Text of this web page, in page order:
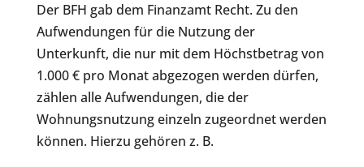
Der BFH gab dem Finanzamt Recht. Zu den
Aufwendungen für die Nutzung der
Unterkunft, die nur mit dem Höchstbetrag von
1.000 € pro Monat abgezogen werden dürfen,
zählen alle Aufwendungen, die der
Wohnungsnutzung einzeln zugeordnet werden
können. Hierzu gehören z. B.